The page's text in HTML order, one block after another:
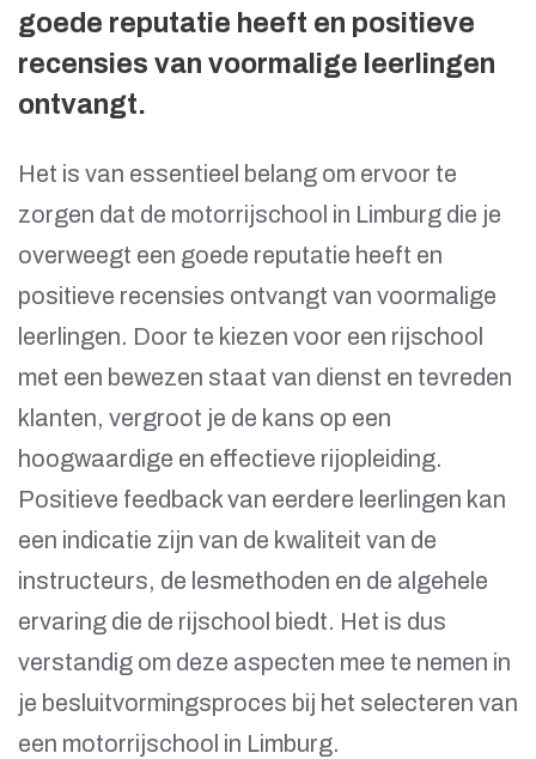
goede reputatie heeft en positieve
recensies van voormalige leerlingen
ontvangt.
Het is van essentieel belang om ervoor te
zorgen dat de motorrijschool in Limburg die je
overweegt een goede reputatie heeft en
positieve recensies ontvangt van voormalige
leerlingen. Door te kiezen voor een rijschool
met een bewezen staat van dienst en tevreden
klanten, vergroot je de kans op een
hoogwaardige en effectieve rijopleiding.
Positieve feedback van eerdere leerlingen kan
een indicatie zijn van de kwaliteit van de
instructeurs, de lesmethoden en de algehele
ervaring die de rijschool biedt. Het is dus
verstandig om deze aspecten mee te nemen in
je besluitvormingsproces bij het selecteren van
een motorrijschool in Limburg.